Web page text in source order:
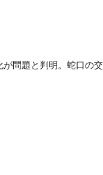
問題と判明。蛇口の交